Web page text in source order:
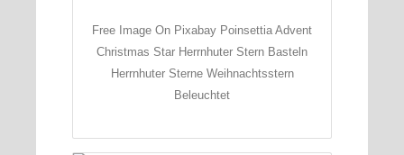
Free Image On Pixabay Poinsettia Advent
Christmas Star Herrnhuter Stern Basteln
Herrnhuter Sterne Weihnachtsstern
Beleuchtet